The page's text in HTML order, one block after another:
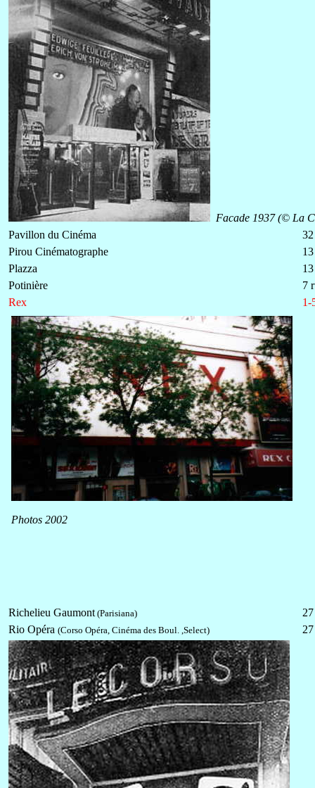
Facade 1937 (© La
Pavillon du Cinéma
Pirou Cinématographe
1
Plazza
Potinière
7
Rex
Photos 2002
Richelieu Gaumont(Parisiana)
Rio Opéra (Corso Opéra, Cinéma des Boul. ,Select)